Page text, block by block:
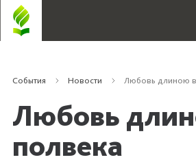
События Новости Любовь длиною
Любовь
полвека